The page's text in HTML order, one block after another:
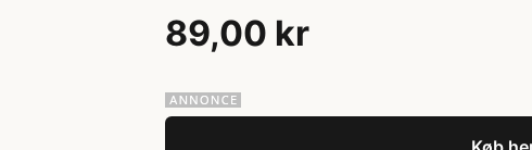
89,00 kr